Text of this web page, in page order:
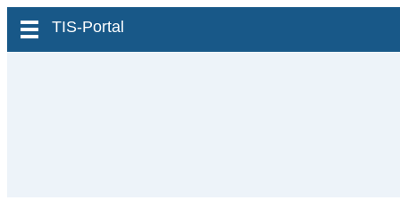
zum Inhalt wechseln
TIS-Portal